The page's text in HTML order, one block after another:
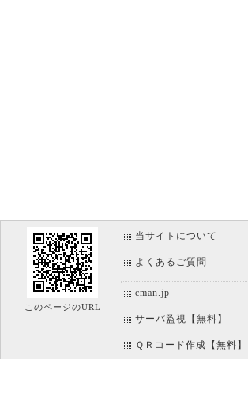
このページのURL
当サイトについて
よくあるご質問
cman.jp
サーバ監視【無料】
ＱＲコード作成【無料】